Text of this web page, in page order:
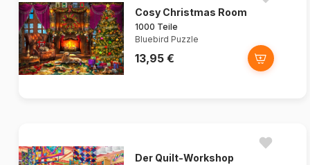
Cosy Christmas Room
1000 Teile
Bluebird Puzzle
13,95 €
Der Quilt-Workshop